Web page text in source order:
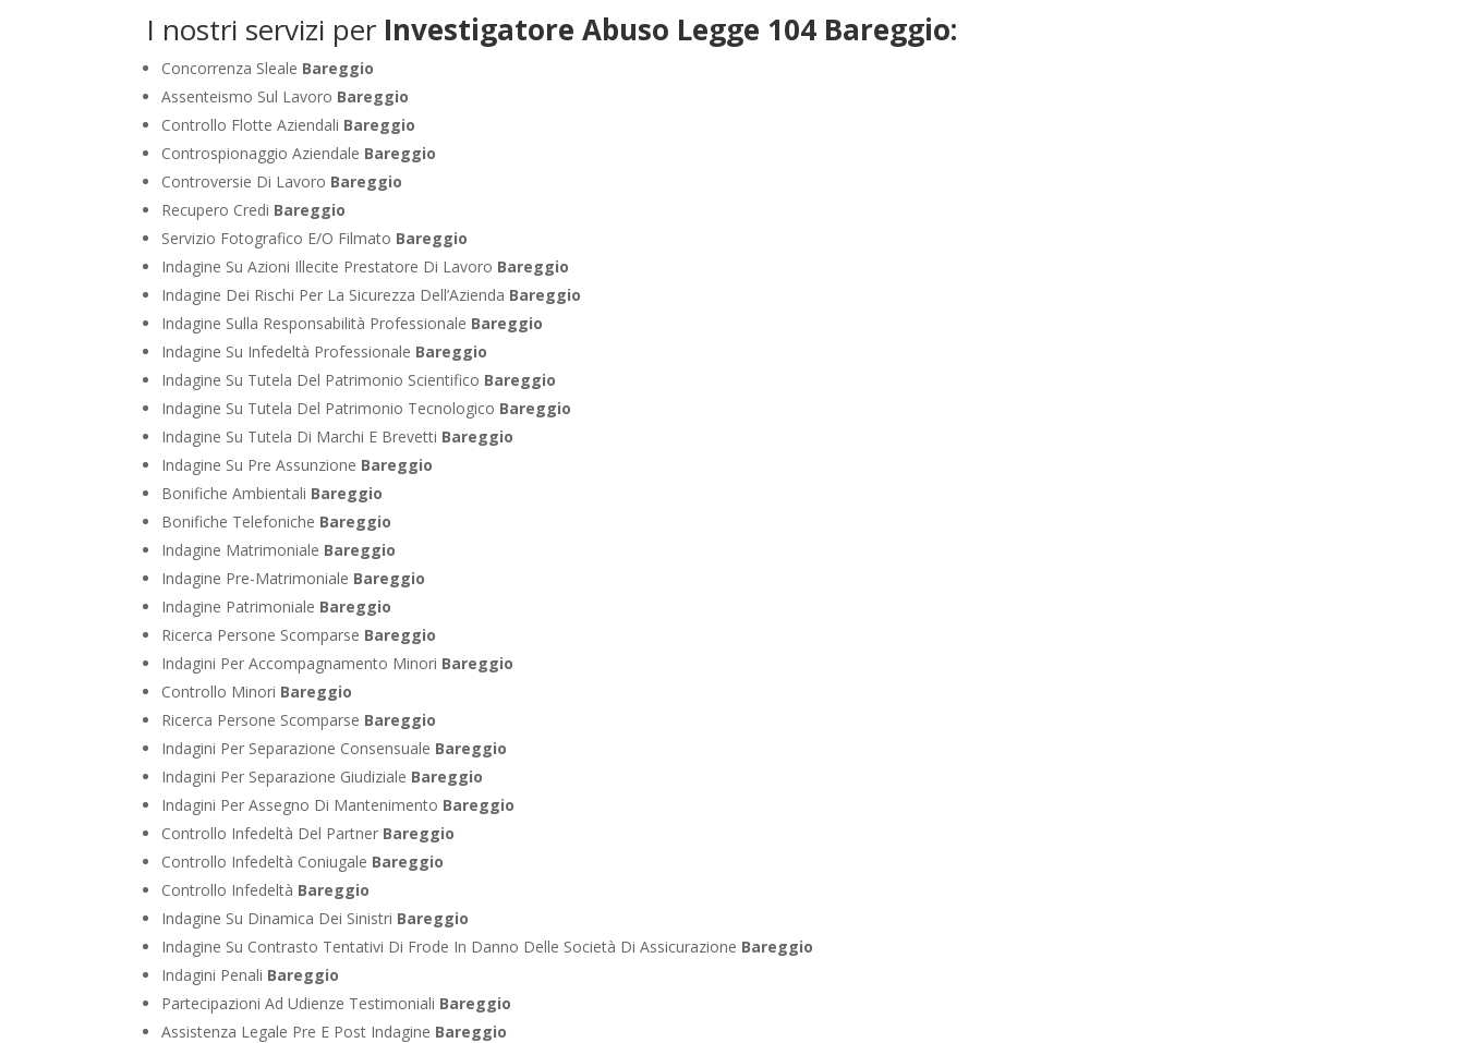
I nostri servizi per Investigatore Abuso Legge 104 Bareggio:
Concorrenza Sleale Bareggio
Assenteismo Sul Lavoro Bareggio
Controllo Flotte Aziendali Bareggio
Controspionaggio Aziendale Bareggio
Controversie Di Lavoro Bareggio
Recupero Credi Bareggio
Servizio Fotografico E/O Filmato Bareggio
Indagine Su Azioni Illecite Prestatore Di Lavoro Bareggio
Indagine Dei Rischi Per La Sicurezza Dell’Azienda Bareggio
Indagine Sulla Responsabilità Professionale Bareggio
Indagine Su Infedeltà Professionale Bareggio
Indagine Su Tutela Del Patrimonio Scientifico Bareggio
Indagine Su Tutela Del Patrimonio Tecnologico Bareggio
Indagine Su Tutela Di Marchi E Brevetti Bareggio
Indagine Su Pre Assunzione Bareggio
Bonifiche Ambientali Bareggio
Bonifiche Telefoniche Bareggio
Indagine Matrimoniale Bareggio
Indagine Pre-Matrimoniale Bareggio
Indagine Patrimoniale Bareggio
Ricerca Persone Scomparse Bareggio
Indagini Per Accompagnamento Minori Bareggio
Controllo Minori Bareggio
Ricerca Persone Scomparse Bareggio
Indagini Per Separazione Consensuale Bareggio
Indagini Per Separazione Giudiziale Bareggio
Indagini Per Assegno Di Mantenimento Bareggio
Controllo Infedeltà Del Partner Bareggio
Controllo Infedeltà Coniugale Bareggio
Controllo Infedeltà Bareggio
Indagine Su Dinamica Dei Sinistri Bareggio
Indagine Su Contrasto Tentativi Di Frode In Danno Delle Società Di Assicurazione Bareggio
Indagini Penali Bareggio
Partecipazioni Ad Udienze Testimoniali Bareggio
Assistenza Legale Pre E Post Indagine Bareggio